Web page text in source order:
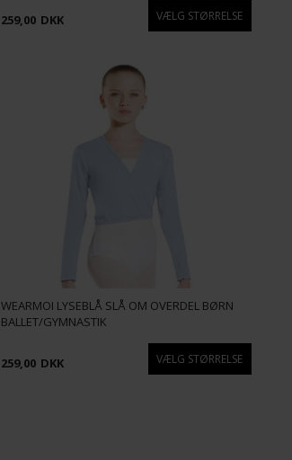
259,00 DKK
WEARMOI LYSEBLÅ SLÅ OM OVERDEL BØRN
BALLET/GYMNASTIK
259,00 DKK